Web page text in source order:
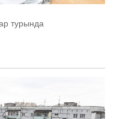
турында